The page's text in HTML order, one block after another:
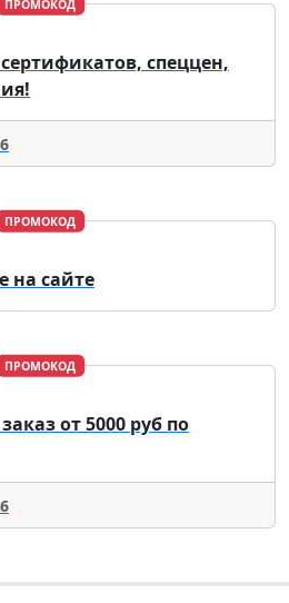
ПРОМОКОД
спеццен,
ПРОМОКОД
на сайте
ПРОМОКОД
от 5000 руб по